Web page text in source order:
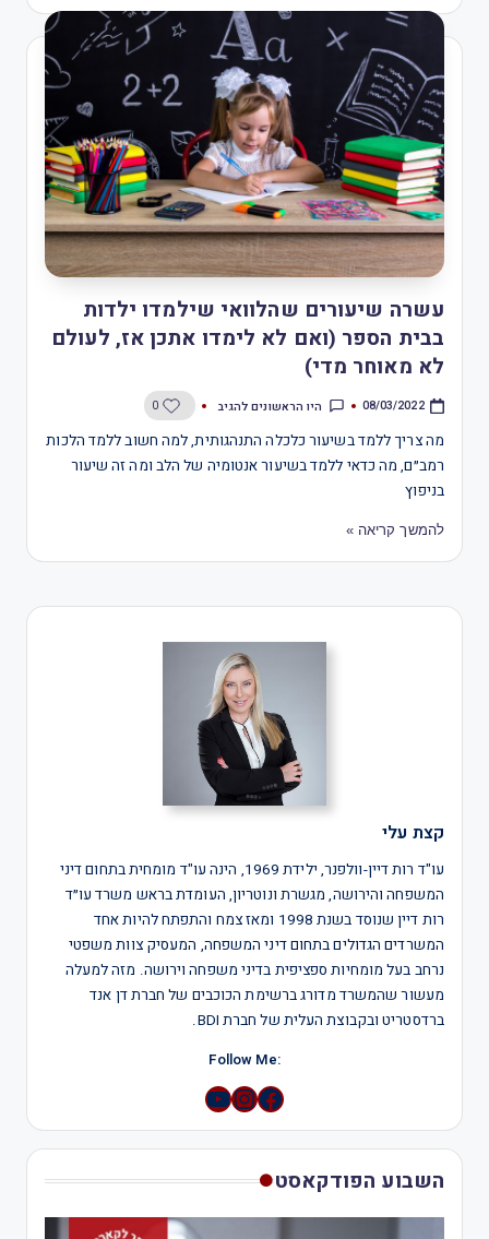
עשרה שיעורים שהלוואי שילמדו ילדות
בבית הספר (ואם לא לימדו אתכן אז, לעולם
לא מאוחר מדי)
08/03/2022 היו הראשונים להגיב 0
מה צריך ללמד בשיעור כלכלה התנהגותית, למה חשוב ללמד הלכות
רמב״ם, מה כדאי ללמד בשיעור אנטומיה של הלב ומה זה שיעור
בניפוץ
להמשך קריאה »
קצת עלי
עו"ד רות דיין-וולפנר, ילידת 1969, הינה עו"ד מומחית בתחום דיני
המשפחה והירושה, מגשרת ונוטריון, העומדת בראש משרד עו״ד
רות דיין שנוסד בשנת 1998 ומאז צמח והתפתח להיות אחד
המשרדים הגדולים בתחום דיני המשפחה, המעסיק צוות משפטי
נרחב בעל מומחיות ספציפית בדיני משפחה וירושה. מזה למעלה
מעשור שהמשרד מדורג ברשימת הכוכבים של חברת דן אנד
ברדסטריט ובקבוצת העלית של חברת BDI.
:Follow Me
Instagram
YouTube
השבוע הפודקאסט